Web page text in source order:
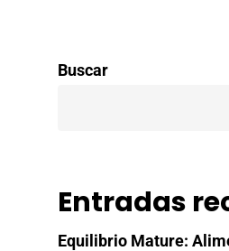
Buscar
Entradas
Equilibrio Mature: